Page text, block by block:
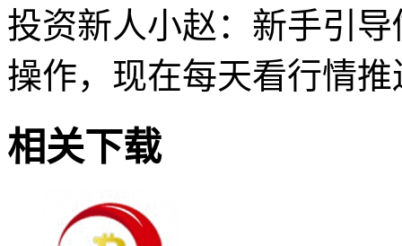
投资新人小赵：新手引
操作，现在每天看行情
相关下载